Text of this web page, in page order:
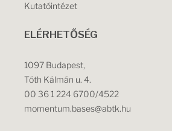
Kutatóintézet
ELÉRHETŐSÉG
1097 Budapest,
Tóth Kálmán u. 4.
00 36 1 224 6700/4522
momentum.bases@abtk.hu